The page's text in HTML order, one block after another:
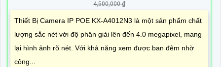
4,500,000 ₫
Thiết Bị Camera IP POE KX-A4012N3 là một sản phẩm chất
lượng sắc nét với độ phân giải lên đến 4.0 megapixel, mang
lại hình ảnh rõ nét. Với khả năng xem được ban đêm nhờ
công...